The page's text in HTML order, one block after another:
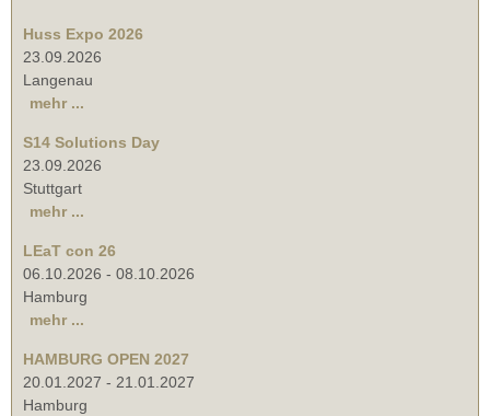
Huss Expo 2026
23.09.2026
Langenau
mehr ...
S14 Solutions Day
23.09.2026
Stuttgart
mehr ...
LEaT con 26
06.10.2026 - 08.10.2026
Hamburg
mehr ...
HAMBURG OPEN 2027
20.01.2027 - 21.01.2027
Hamburg